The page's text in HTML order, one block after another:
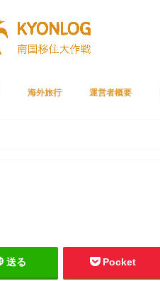
海外旅行 運営者概要
送る Pocket